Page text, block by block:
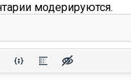
модерируются.